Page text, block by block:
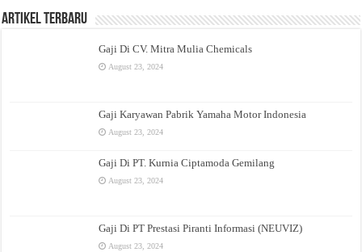
Artikel Terbaru
Gaji Di CV. Mitra Mulia Chemicals
August 23, 2024
Gaji Karyawan Pabrik Yamaha Motor Indonesia
August 23, 2024
Gaji Di PT. Kurnia Ciptamoda Gemilang
August 23, 2024
Gaji Di PT Prestasi Piranti Informasi (NEUVIZ)
August 23, 2024